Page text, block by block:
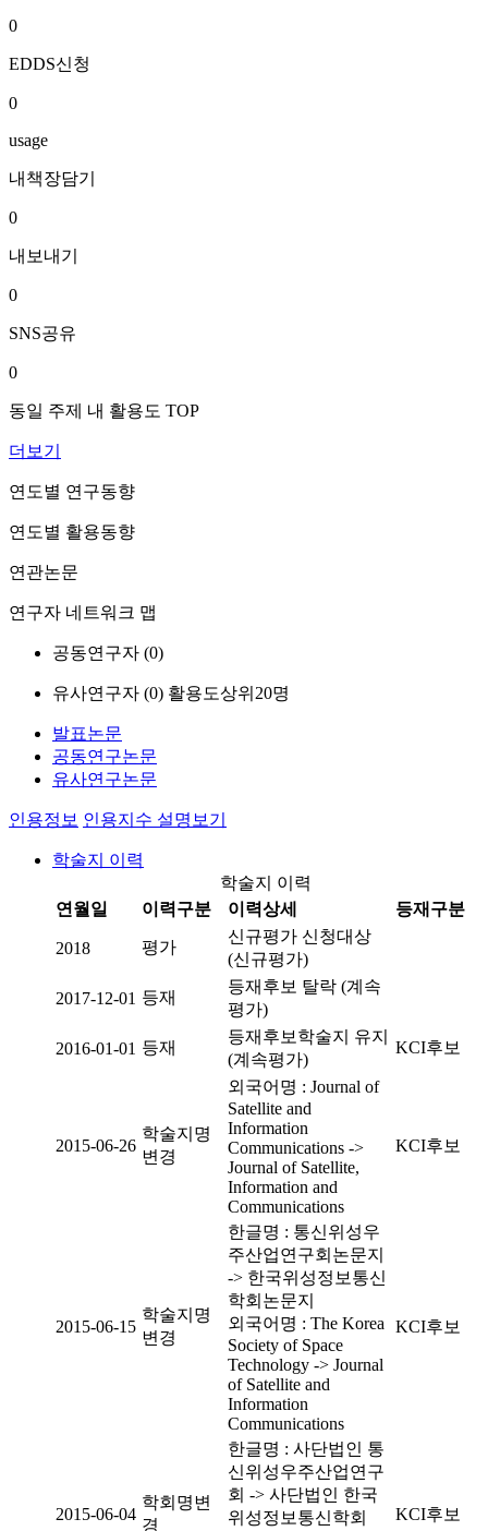
0
EDDS신청
0
usage
내책장담기
0
내보내기
0
SNS공유
0
동일 주제 내 활용도 TOP
더보기
연도별 연구동향
연도별 활용동향
연관논문
연구자 네트워크 맵
공동연구자 (0)
유사연구자 (0) 활용도상위20명
발표논문
공동연구논문
유사연구논문
인용정보 인용지수 설명보기
학술지 이력
학술지 이력
연월일
이력구분 이력상세 등재구분
2018 평가
신규평가 신청대상
(신규평가)
2017-12-01 등재
등재후보 탈락 (계속
평가)
2016-01-01 등재
등재후보학술지 유지
(계속평가)
KCI후보
2015-06-26
학술지명
변경
외국어명 : Journal of
Satellite and
Information
Communications ->
Journal of Satellite,
Information and
Communications
KCI후보
2015-06-15
학술지명
변경
한글명 : 통신위성우
주산업연구회논문지
-> 한국위성정보통신
학회논문지
외국어명 : The Korea
Society of Space
Technology -> Journal
of Satellite and
Information
Communications
KCI후보
2015-06-04
학회명변
경
한글명 : 사단법인 통
신위성우주산업연구
회 -> 사단법인 한국
위성정보통신학회
KCI후보